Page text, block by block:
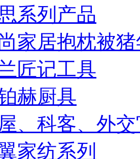
系列产品
家居抱枕被
匠记工具
赫厨具
、科客、外
家纺系列